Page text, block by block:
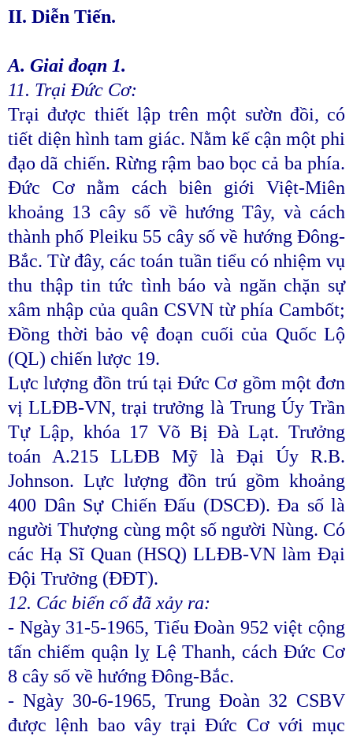
II. Diễn Tiến.
A. Giai đoạn 1.
11. Trại Đức Cơ:
Trại được thiết lập trên một sườn đồi, có
tiết diện hình tam giác. Nằm kế cận một phi
đạo dã chiến. Rừng rậm bao bọc cả ba phía.
Đức Cơ nằm cách biên giới Việt-Miên
khoảng 13 cây số về hướng Tây, và cách
thành phố Pleiku 55 cây số về hướng Đông-
Bắc. Từ đây, các toán tuần tiểu có nhiệm vụ
thu thập tin tức tình báo và ngăn chặn sự
xâm nhập của quân CSVN từ phía Cambốt;
Đồng thời bảo vệ đoạn cuối của Quốc Lộ
(QL) chiến lược 19.
Lực lượng đồn trú tại Đức Cơ gồm một đơn
vị LLĐB-VN, trại trưởng là Trung Úy Trần
Tự Lập, khóa 17 Võ Bị Đà Lạt. Trưởng
toán A.215 LLĐB Mỹ là Đại Úy R.B.
Johnson. Lực lượng đồn trú gồm khoảng
400 Dân Sự Chiến Đấu (DSCĐ). Đa số là
người Thượng cùng một số người Nùng. Có
các Hạ Sĩ Quan (HSQ) LLĐB-VN làm Đại
Đội Trưởng (ĐĐT).
12. Các biến cố đã xảy ra:
- Ngày 31-5-1965, Tiểu Đoàn 952 việt cộng
tấn chiếm quận lỵ Lệ Thanh, cách Đức Cơ
8 cây số về hướng Đông-Bắc.
- Ngày 30-6-1965, Trung Đoàn 32 CSBV
được lệnh bao vây trại Đức Cơ với mục